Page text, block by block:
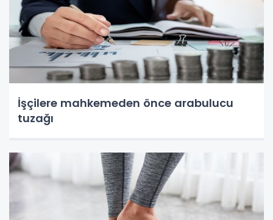
İşçilere mahkemeden önce arabulucu
tuzağı